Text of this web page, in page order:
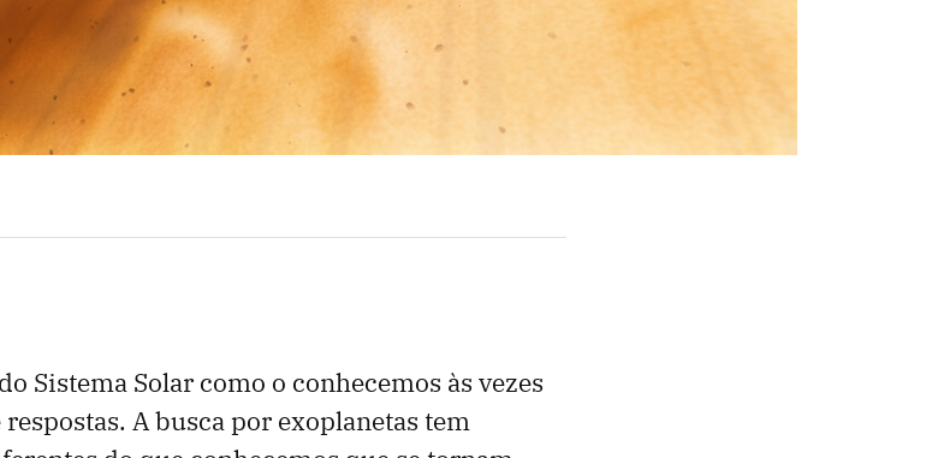
Sistema Solar como o conhecemos às vezes
A busca por exoplanetas tem